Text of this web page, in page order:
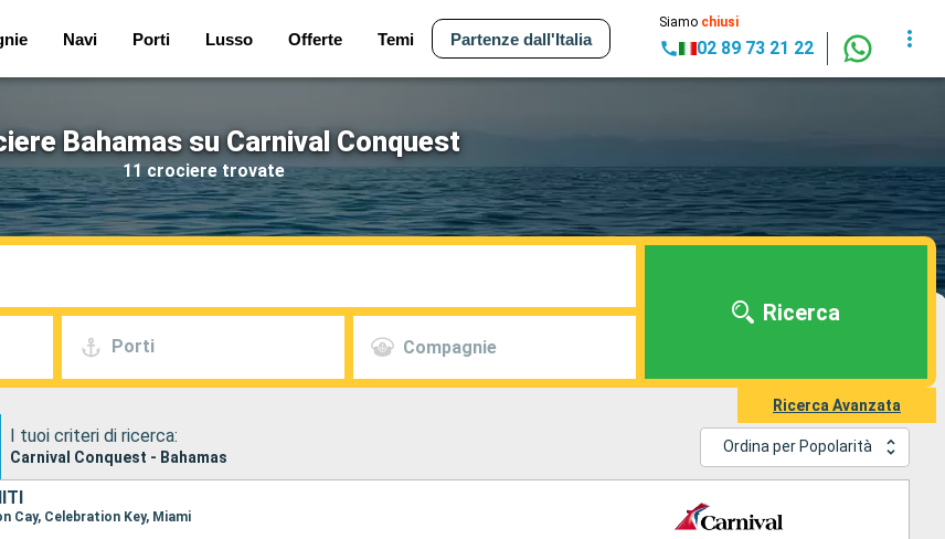
Navi Porti Lusso Offerte Temi Partenze dall'Italia
Siamo chiusi
02 89 73 21 22
Bahamas su Carnival Conquest
11 crociere trovate
Porti Compagnie
Ricerca
Ricerca Avanzata
I tuoi criteri di ricerca:
Carnival Conquest - Bahamas
Ordina per Popolarità
Cay, Celebration Key, Miami